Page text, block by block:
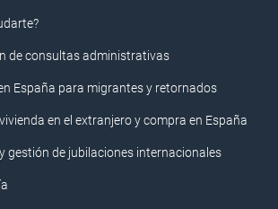
de consultas administrativas
España para migrantes y retornados
en el extranjero y compra en España
gestión de jubilaciones internacionales